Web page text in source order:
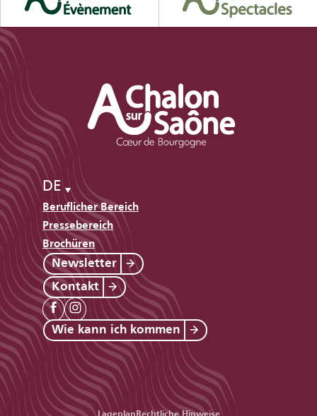
DE
Beruflicher Bereich
Pressebereich
Brochüren
Newsletter
Kontakt
Wie kann ich kommen